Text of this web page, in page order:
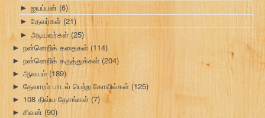
► ஐயப்பன் (6)
► தேவர்கள் (21)
► அடியவர்கள் (25)
► நன்னெறிக் கதைகள் (114)
► நன்னெறிக் கருத்துக்கள் (204)
► ஆலயம்(189)
► தேவாரம் பாடல் பெற்ற கோயில்கள் (125)
► 108 திவ்ய தேசங்கள் (7)
► சிவன் (90)